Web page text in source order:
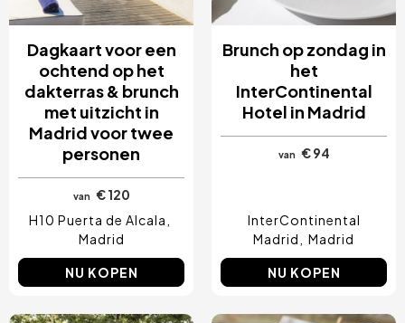
Dagkaart voor een
ochtend op het
dakterras & brunch
met uitzicht in
Madrid voor twee
personen
van € 120
H10 Puerta de Alcala
Madrid
NU KOPEN
Brunch op zondag in
het
InterContinental
Hotel in Madrid
van € 94
InterContinental
Madrid
Madrid
NU KOPEN